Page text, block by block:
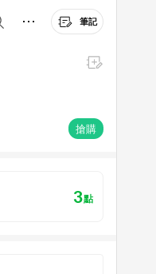
筆記
搶購
3點